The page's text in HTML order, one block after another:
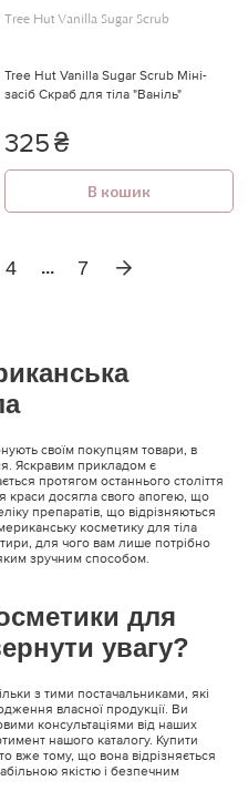
Tree Hut Vanilla Sugar Scrub
Tree Hut Vanilla Sugar Scrub Міні-
засіб Скраб для тіла "Ваніль"
325₴
В кошик
4 ... 7
своїм покупцям товари, в
Яскравим прикладом є
протягом останнього століття
краси досягла свого апогею, що
препаратів, що відрізняються
косметику для тіла
для чого вам лише потрібно
зручним способом.
для
увагу?
з тими постачальниками, які
власної продукції. Ви
консультаціями від наших
нашого каталогу. Купити
вже тому, що вона відрізняється
якістю і безпечним